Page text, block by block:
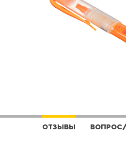
ОТЗЫВЫ